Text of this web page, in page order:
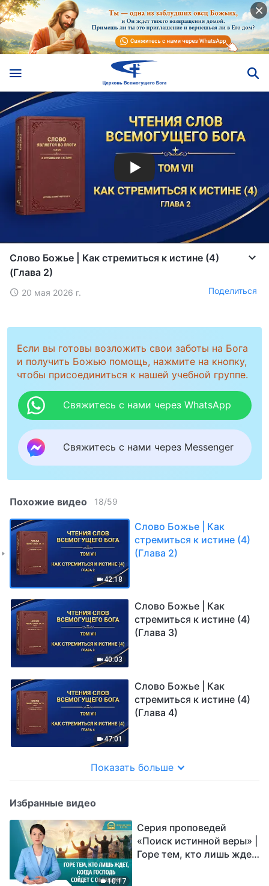
Слово Божье | Как стремиться к истине (4)
(Глава 2)
20 мая 2026 г. Поделиться
Если вы готовы возложить свои заботы на Бога
и получить Божью помощь, нажмите на кнопку,
чтобы присоединиться к нашей учебной группе.
Свяжитесь с нами через WhatsApp
Свяжитесь с нами через Messenger
Похожие видео 18/59
42:18
Слово Божье | Как
стремиться к истине (4)
(Глава 2)
40:03
Слово Божье | Как
стремиться к истине (4)
(Глава 3)
47:01
Слово Божье | Как
стремиться к истине (4)
(Глава 4)
Показать больше
Избранные видео
10:17
Серия проповедей
«Поиск истинной веры» |
Горе тем, кто лишь ждет,